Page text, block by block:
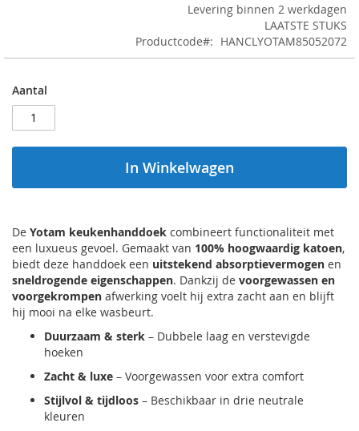
Levering binnen 2 werkdagen
LAATSTE STUKS
Productcode
HANCLYOTAM85052072
Aantal
In Winkelwagen
De Yotam keukenhanddoek combineert functionaliteit met
een luxueus gevoel. Gemaakt van 100% hoogwaardig katoen,
biedt deze handdoek een uitstekend absorptievermogen en
sneldrogende eigenschappen. Dankzij de voorgewassen en
voorgekrompen afwerking voelt hij extra zacht aan en blijft
hij mooi na elke wasbeurt.
Duurzaam & sterk – Dubbele laag en verstevigde
hoeken
Zacht & luxe – Voorgewassen voor extra comfort
Stijlvol & tijdloos – Beschikbaar in drie neutrale
kleuren